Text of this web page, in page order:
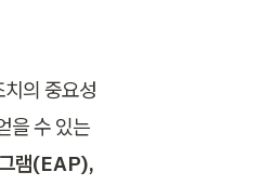
의 중요성
을 수 있는
램(EAP),